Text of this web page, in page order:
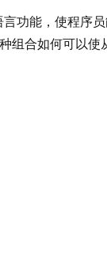
功能，使程序
组合如何可以